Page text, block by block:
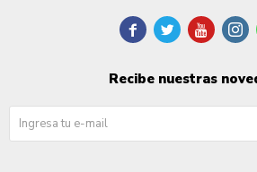
   
Recibe nuestras